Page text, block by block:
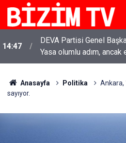
14:47
DEVA Partisi Genel
Yasa olumlu adım,
Anasayfa Politika
Ankara,
sayıyor.